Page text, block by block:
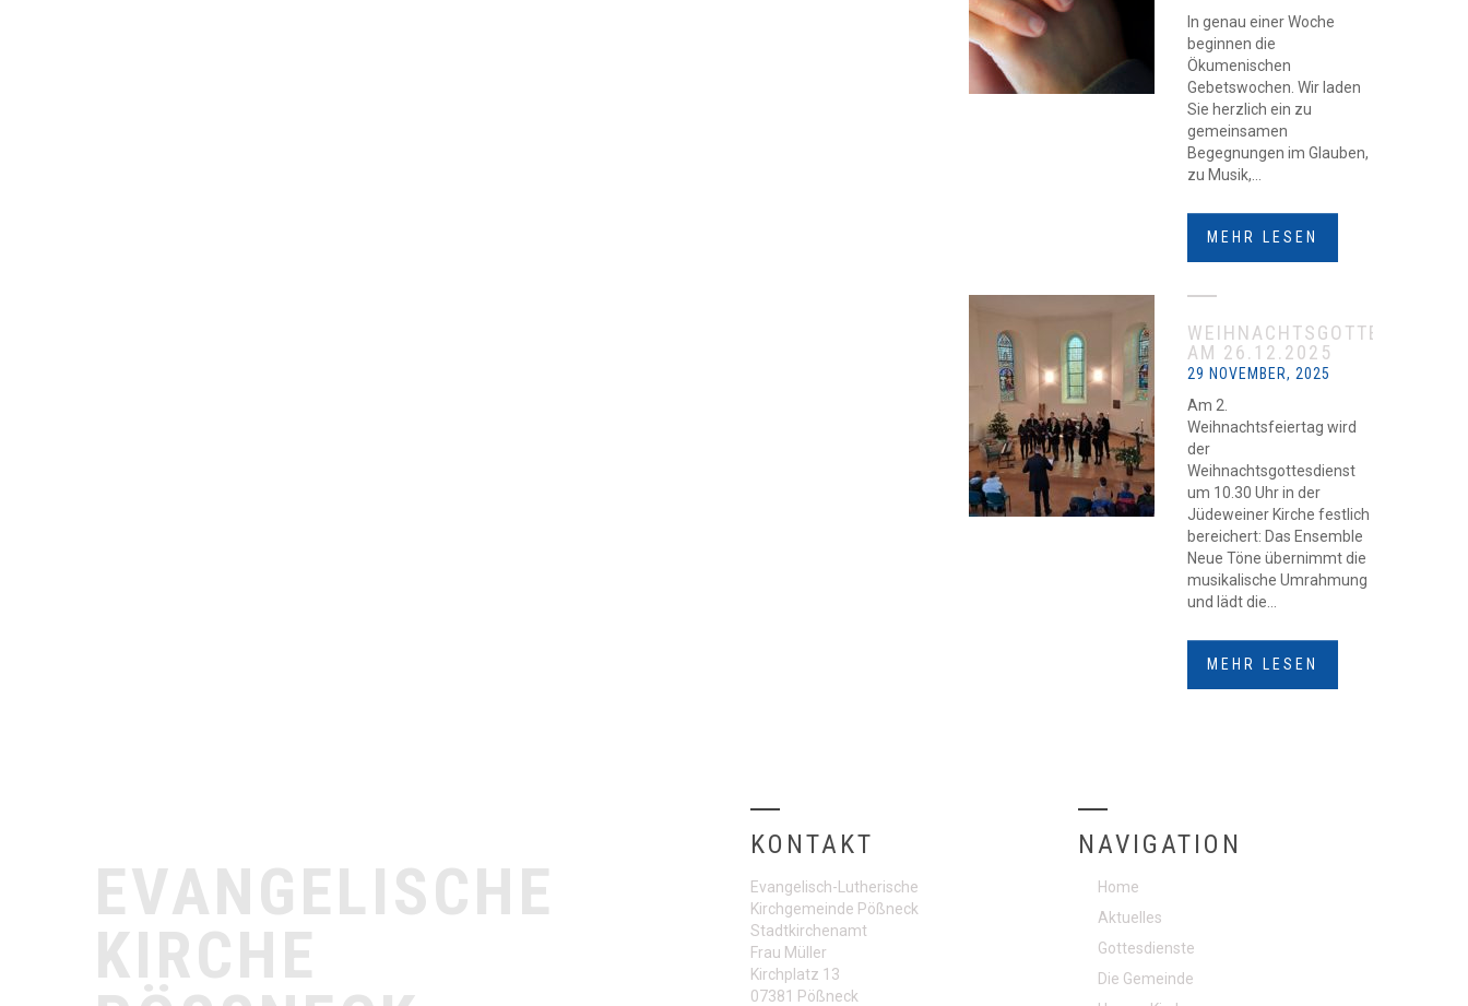
In genau einer Woche
beginnen die
Ökumenischen
Gebetswochen. Wir laden
Sie herzlich ein zu
gemeinsamen
Begegnungen im Glauben,
zu Musik,...
MEHR LESEN
WEIHNACHTSGOTTESDIENST
AM 26.12.2025
29 NOVEMBER, 2025
Am 2.
Weihnachtsfeiertag wird
der
Weihnachtsgottesdienst
um 10.30 Uhr in der
Jüdeweiner Kirche festlich
bereichert: Das Ensemble
Neue Töne übernimmt die
musikalische Umrahmung
und lädt die...
MEHR LESEN
EVANGELISCHE
KIRCHE
KONTAKT
Evangelisch-Lutherische
Kirchgemeinde Pößneck
Stadtkirchenamt
Frau Müller
Kirchplatz 13
07381 Pößneck
NAVIGATION
Home
Aktuelles
Gottesdienste
Die Gemeinde